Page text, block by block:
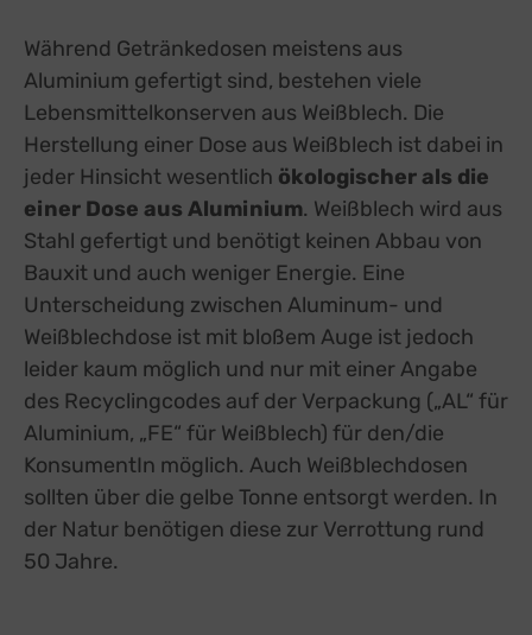
Während Getränkedosen meistens aus
Aluminium gefertigt sind, bestehen viele
Lebensmittelkonserven aus Weißblech. Die
Herstellung einer Dose aus Weißblech ist dabei in
jeder Hinsicht wesentlich ökologischer als die
einer Dose aus Aluminium. Weißblech wird aus
Stahl gefertigt und benötigt keinen Abbau von
Bauxit und auch weniger Energie. Eine
Unterscheidung zwischen Aluminum- und
Weißblechdose ist mit bloßem Auge ist jedoch
leider kaum möglich und nur mit einer Angabe
des Recyclingcodes auf der Verpackung („AL“ für
Aluminium, „FE“ für Weißblech) für den/die
KonsumentIn möglich. Auch Weißblechdosen
sollten über die gelbe Tonne entsorgt werden. In
der Natur benötigen diese zur Verrottung rund
50 Jahre.